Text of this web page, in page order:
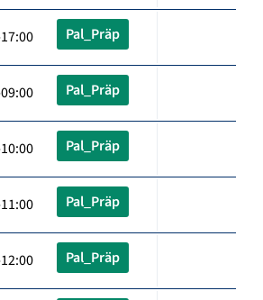
Pal_Präp
Pal_Präp
Pal_Präp
Pal_Präp
Pal_Präp